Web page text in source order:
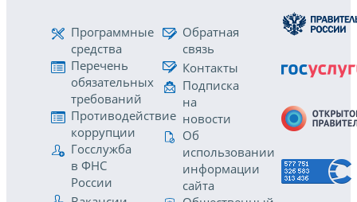
Программные
средства
Перечень
обязательных
требований
Противодействие
коррупции
Госслужба
в ФНС
России
Обратная
связь
Контакты
Подписка
на
новости
Об
использовании
информации
сайта